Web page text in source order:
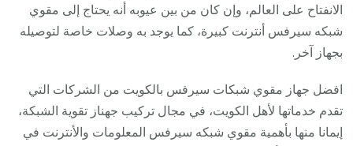
الانفتاح على العالم، وإن كان من بين عيوبه أنه يحتاج إلى مقوي
شبكه سيرفس أنترنت كبيرة، كما يوجد به وصلات خاصة لتوصيله
بجهاز آخر.
افضل جهاز مقوي شبكات سيرفس بالكويت من الشركات التي
تقدم خدماتها لأهل الكويت، في مجال تركيب جهناز تقوية الشبكة،
إيمانا منها بأهمية مقوي شبكه سيرفس المعلومات والأنترنت في